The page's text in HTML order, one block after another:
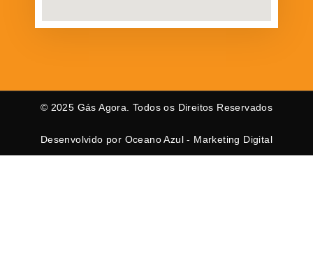
© 2025 Gás Agora. Todos os Direitos Reservados
Desenvolvido por Oceano Azul - Marketing Digital